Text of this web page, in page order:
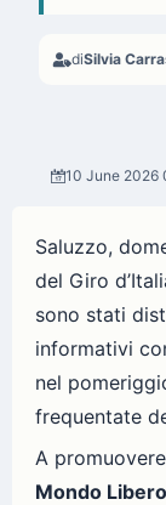
diSilvia
10 June 2026
Saluzzo,
del Giro
sono stati
informativi
nel
frequentate
A
Mondo